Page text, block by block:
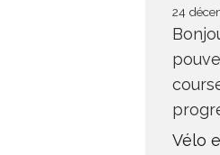
24
Vélo